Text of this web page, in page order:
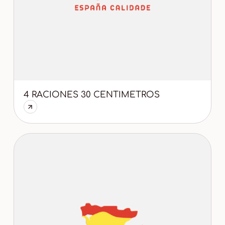
4 RACIONES 30 CENTIMETROS